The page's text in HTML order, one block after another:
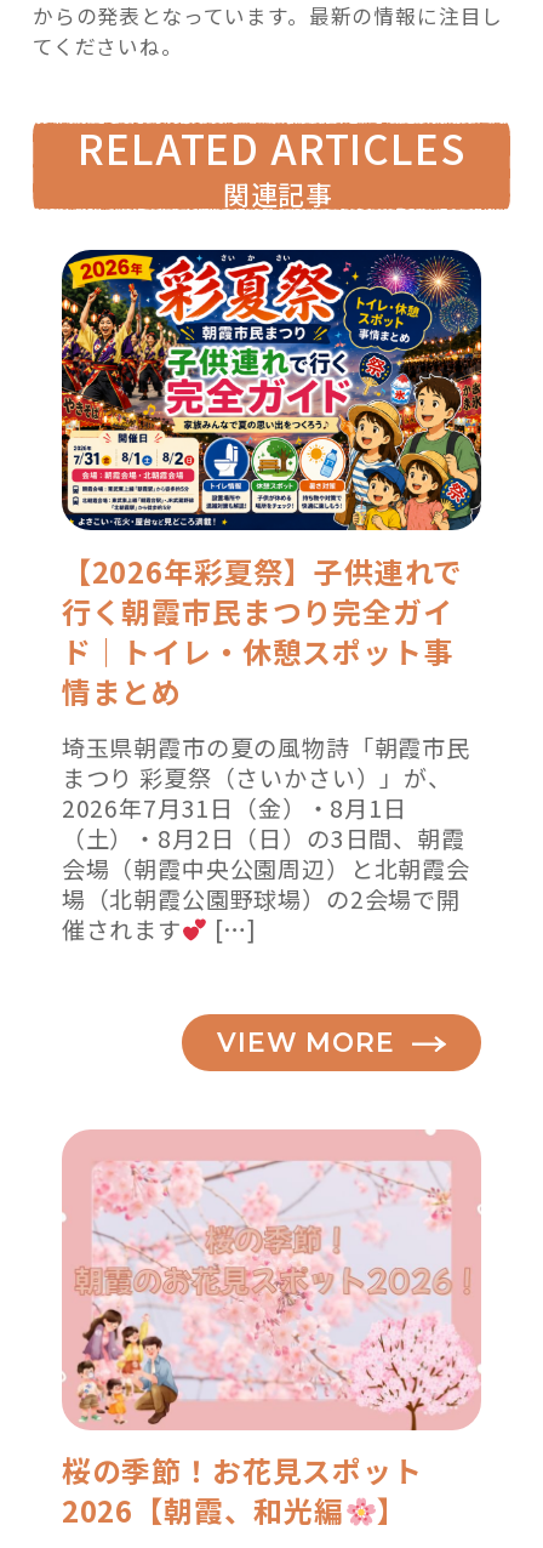
からの発表となっています。最新の情報に注目し
てくださいね。
RELATED ARTICLES
関連記事
【2026年彩夏祭】子供連れで
行く朝霞市民まつり完全ガイ
ド｜トイレ・休憩スポット事
情まとめ
埼玉県朝霞市の夏の風物詩「朝霞市民
まつり 彩夏祭（さいかさい）」が、
2026年7月31日（金）・8月1日
（土）・8月2日（日）の3日間、朝霞
会場（朝霞中央公園周辺）と北朝霞会
場（北朝霞公園野球場）の2会場で開
催されます
[…]
VIEW MORE
桜の季節！お花見スポット
2026【朝霞、和光編
】